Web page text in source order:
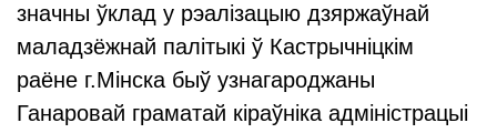
значны ўклад у рэалізацыю дзяржаўнай
маладзёжнай палітыкі ў Кастрычніцкім
раёне г.Мінска быў узнагароджаны
Ганаровай граматай кіраўніка адміністрацыі